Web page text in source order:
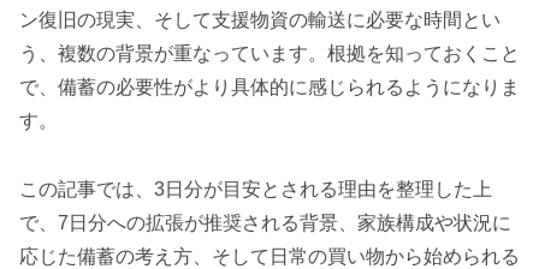
ン復旧の現実、そして支援物資の輸送に必要な時間とい
う、複数の背景が重なっています。根拠を知っておくこと
で、備蓄の必要性がより具体的に感じられるようになりま
す。
この記事では、3日分が目安とされる理由を整理した上
で、7日分への拡張が推奨される背景、家族構成や状況に
応じた備蓄の考え方、そして日常の買い物から始められる